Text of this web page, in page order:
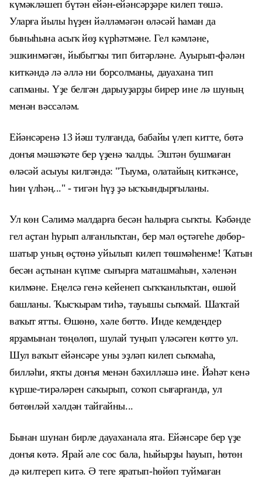
күмәкләшепбүтән ейән-ейәнсәрҙәре килеп төшә.
Уларға йылы һүҙен йәлләмәгән өләсәй һаман да
быныһына асыҡ йөҙ күрһәтмәне. Гел кәмләне,
эшкинмәгән, йыбытҡы тип битәрләне. Ауырып-фәлән
киткәндә лә әллә ни борсолманы, дауахана тип
сапманы.Үҙе белгән дарыуҙарҙы бирер ине лә шуның
менән вәссәләм.
Ейәнсәренә 13 йәш тулғанда, бабайы үлеп китте, бөтә
донъя мәшәҡәте бер үҙенә ҡалды. Эштән бушмаған
өләсәй асыуы килгәндә: "Тыума, олатайың киткәнсе,
һин үлһәң..." - тигән һүҙ ҙә ысҡындырғыланы.
Ул көн Сәлимә малдарға бесән һалырға сыҡты. Кәбәнде
гел аҫтан һурып алғанлыҡтан, бер мәл өҫтәгеһе дөбөр-
шатыр уның өҫтөнә уйылып килеп төшмәһенме! Ҡатын
бесән аҫтынан күпме сығырға маташмаһын, хәленән
килмәне. Еңелсә генә кейенеп сыҡҡанлыҡтан, өшөй
башланы. Ҡысҡырам тиһә, тауышы сыҡмай. Шаҡтай
ваҡыт ятты. Өшөнө, хәле бөттө. Инде кемдеңдер
ярҙамынан төңөлөп, шулай туңып үләсәген көттө ул.
Шул ваҡыт ейәнсәре уны эҙләп килеп сыҡмаһа,
билләһи, яҡты донъя менән бәхилләшә ине. Йәһәт кенә
күрше-тирәләрен саҡырып, соҡоп сығарғанда, ул
бөтөнләй хәлдән тайғайны...
Бынан шунан бирле дауаханала ята. Ейәнсәре бер үҙе
донъя көтә. Ярай әле сос бала, һыйырҙы һауып, һөтөн
дә килтереп китә. Ә теге яратып-һөйөп туймаған